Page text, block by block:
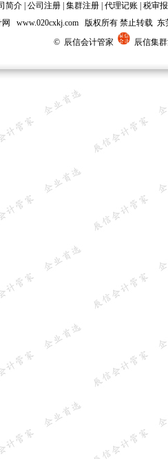
简介 公司注册 集群注册 代理记账 税审
www.020cxkj.com 版权所有 禁止转载
© 辰信会计管家
辰信集